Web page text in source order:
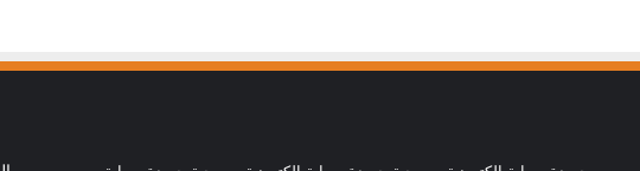
البابا لاوُن يوجه رسالة إلى المشاركين في
سيامة أسقفية في الصين تظهر التزام البابا